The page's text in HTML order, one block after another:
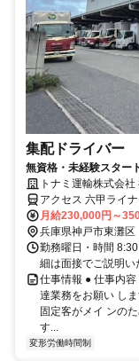
集配ドライバー
無資格・未経験スター
イバー（正社員）求人
トナミ運輸株式会
アクセス 六甲ライ
月給230,000円～
兵庫県神戸市東灘区
勤務曜日・時間
細は面接でご説明い
仕事情報 ● 仕事内
達業務をお願い し
固定客がメイ ンの
す...
変形労働時間制